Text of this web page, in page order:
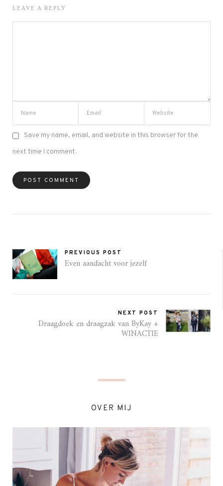
LEAVE A REPLY
Save my name, email, and website in this browser for the
next time I comment.
PREVIOUS POST
Even aandacht voor jezelf
NEXT POST
Draagdoek en draagzak van ByKay +
WINACTIE
OVER MIJ